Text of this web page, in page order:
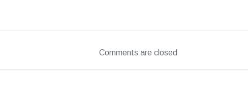
navigation
Comments are closed